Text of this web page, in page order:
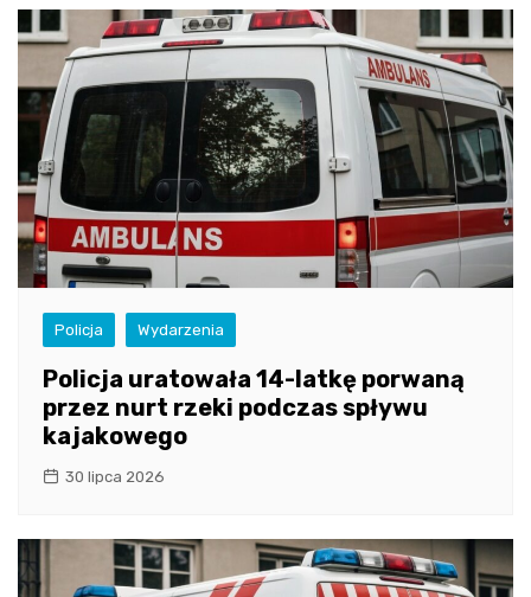
Policja Wydarzenia
Policja uratowała 14-latkę porwaną
przez nurt rzeki podczas spływu
kajakowego
30 lipca 2026